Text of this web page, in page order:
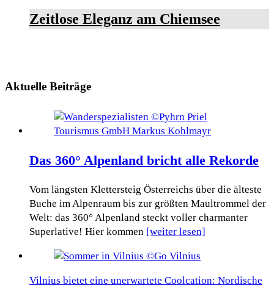
Zeitlose Eleganz am Chiemsee
Aktuelle Beiträge
Das 360° Alpenland bricht alle Rekorde
Vom längsten Klettersteig Österreichs über die älteste
Buche im Alpenraum bis zur größten Maultrommel der
Welt: das 360° Alpenland steckt voller charmanter
Superlative! Hier kommen [weiter lesen]
Vilnius bietet eine unerwartete Coolcation: Nordische